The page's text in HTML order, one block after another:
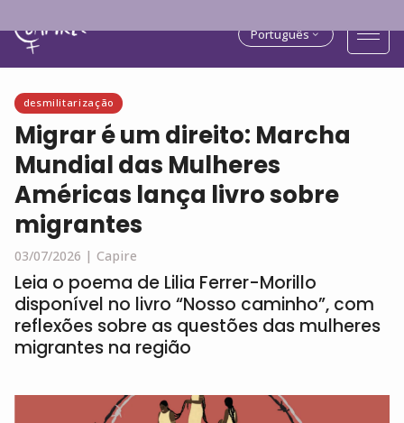
Português
desmilitarização
Migrar é um direito: Marcha
Mundial das Mulheres
Américas lança livro sobre
migrantes
03/07/2026 | Capire
Leia o poema de Lilia Ferrer-Morillo
disponível no livro “Nosso caminho”, com
reflexões sobre as questões das mulheres
migrantes na região